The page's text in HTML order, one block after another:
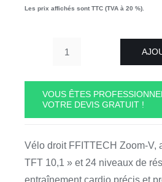
Les prix affichés sont TTC (TVA à 20 %).
quantité
Vélo
Vertical
VOUS ÊTES
VOTRE DEVIS GRATUIT !
Vélo droit FFITTECH Zoom-V,
TFT 10,1 » et 24 niveaux de